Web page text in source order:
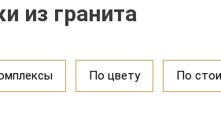
из гранита
По цвету По